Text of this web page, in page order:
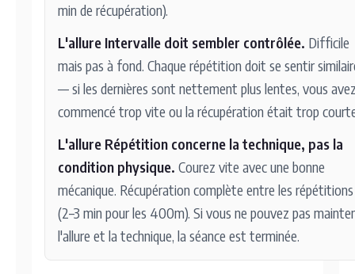
min de récupération).
L'allure Intervalle doit sembler contrôlée. Difficile
mais pas à fond. Chaque répétition doit se sentir
— si les dernières sont nettement plus lentes, vous
commencé trop vite ou la récupération était trop
L'allure Répétition concerne la technique, pas la
condition physique. Courez vite avec une bonne
mécanique. Récupération complète entre les répétitions
(2–3 min pour les 400m). Si vous ne pouvez pas
l'allure et la technique, la séance est terminée.